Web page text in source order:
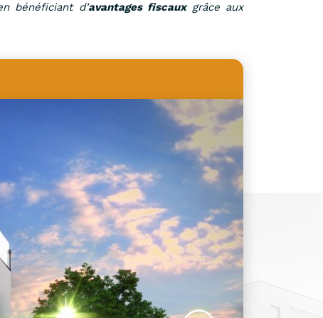
bénéficiant d’avantages fiscaux grâce aux